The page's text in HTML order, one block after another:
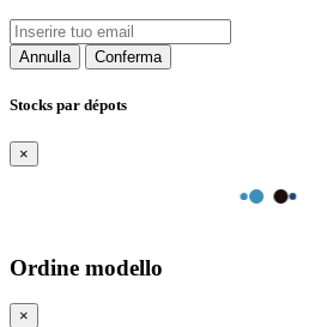
Annulla Conferma
Stocks par dépots
×
Ordine modello
×